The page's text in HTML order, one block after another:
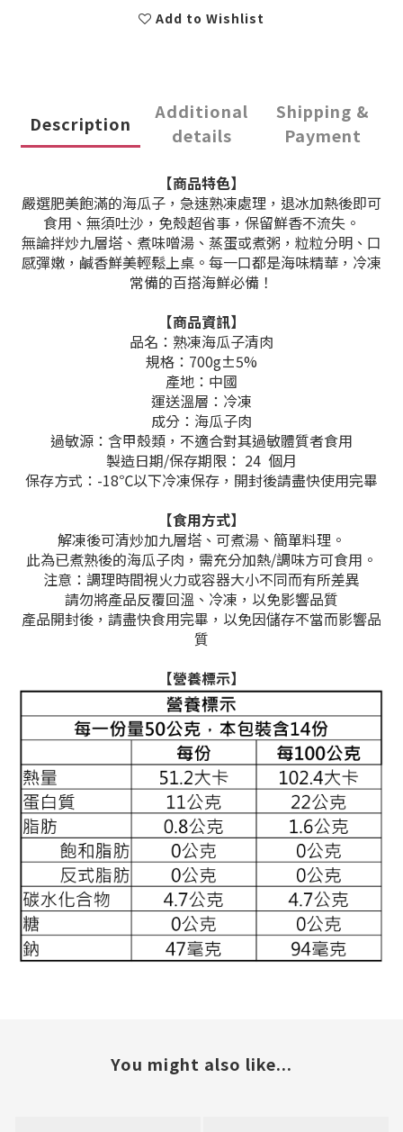
Add to Wishlist
Description
Additional
details
Shipping &
Payment
【商品特色】
嚴選肥美飽滿的海瓜子，急速熟凍處理，退冰加熱後即可
食用、無須吐沙，免殼超省事，保留鮮香不流失。
無論拌炒九層塔、煮味噌湯、蒸蛋或煮粥，粒粒分明、口
感彈嫩，鹹香鮮美輕鬆上桌。每一口都是海味精華，冷凍
常備的百搭海鮮必備！
【商品資訊】
品名：熟凍海瓜子清肉
規格：700g±5%
產地：中國
運送溫層：冷凍
成分：海瓜子肉
過敏源：含甲殼類，不適合對其過敏體質者食用
製造日期/保存期限： 24 個月
保存方式：-18℃以下冷凍保存，開封後請盡快使用完畢
【食用方式】
解凍後可清炒加九層塔、可煮湯、簡單料理。
此為已煮熟後的海瓜子肉，需充分加熱/調味方可食用。
注意：調理時間視火力或容器大小不同而有所差異
請勿將產品反覆回溫、冷凍，以免影響品質
產品開封後，請盡快食用完畢，以免因儲存不當而影響品
質
【營養標示】
You might also like...